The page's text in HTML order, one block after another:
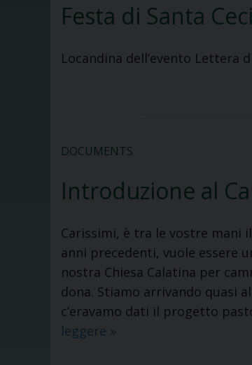
Festa di Santa
Locandina dell’evento Lettera
DOCUMENTS
Introduzione al
Carissimi, è tra le vostre mani
anni precedenti, vuole essere
nostra Chiesa Calatina per
dona. Stiamo arrivando quasi
c’eravamo dati il progetto
leggere Introduzione
»